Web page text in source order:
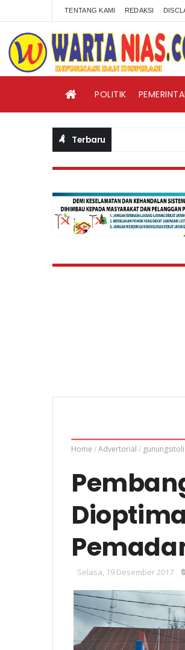
TENTANG KAMI REDAKSI
POLITIK
Terbaru
Home /Advertorial / gunungsitoli
Selasa, 19 Desember 2017